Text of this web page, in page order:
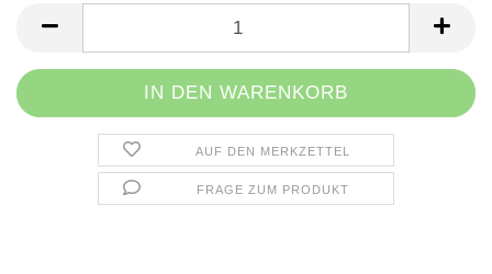
AUF DEN MERKZETTEL
FRAGE ZUM PRODUKT